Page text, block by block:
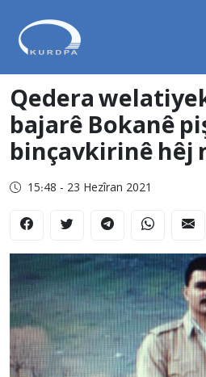
Qedera
bajarê Bokanê
binçavkirinê hêj
15:48 - 23 Hezîran 2021